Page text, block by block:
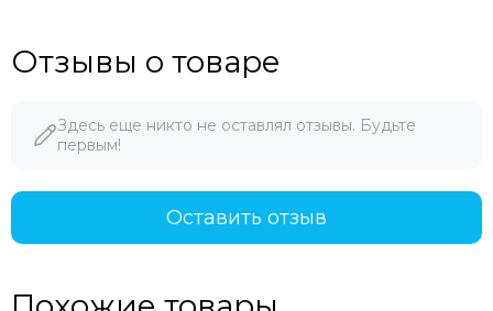
Отзывы о товаре
Здесь еще никто не оставлял отзывы. Будьте
первым!
Оставить отзыв